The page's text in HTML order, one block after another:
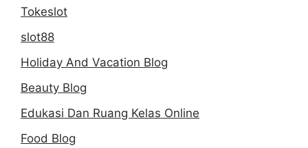
Tokeslot
slot88
Holiday And Vacation Blog
Beauty Blog
Edukasi Dan Ruang Kelas Online
Food Blog